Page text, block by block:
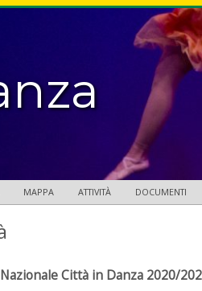
MAPPA ATTIVITÀ DOCUMENTI
Città in Danza 2020/